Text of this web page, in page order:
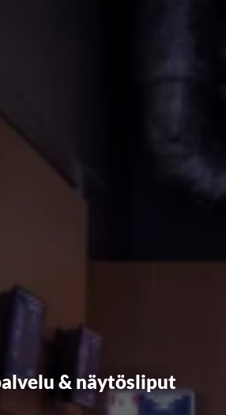
& näytösliput